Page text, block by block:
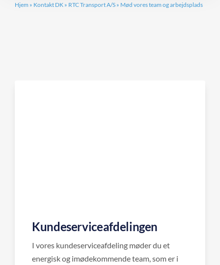
Hjem » Kontakt DK» RTC Transport A/S» Mød vores team og arbejdsplads
Kundeserviceafdelingen
I vores kundeserviceafdeling møder du et
energisk og imødekommende team, som er i